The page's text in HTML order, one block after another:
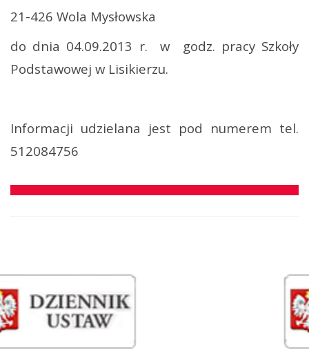
21-426 Wola Mysłowska
do dnia 04.09.2013 r.
w
godz. pracy Szkoły
Podstawowej w Lisikierzu.
Informacji udzielana jest pod numerem tel.
512084756